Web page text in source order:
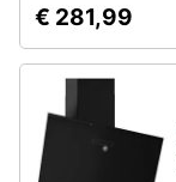
Vedi
tutti
€ 281,99